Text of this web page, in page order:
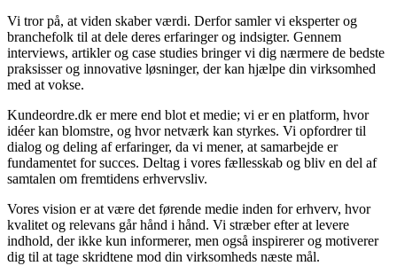
Vi tror på, at viden skaber værdi. Derfor samler vi eksperter og
branchefolk til at dele deres erfaringer og indsigter. Gennem
interviews, artikler og case studies bringer vi dig nærmere de bedste
praksisser og innovative løsninger, der kan hjælpe din virksomhed
med at vokse.
Kundeordre.dk er mere end blot et medie; vi er en platform, hvor
idéer kan blomstre, og hvor netværk kan styrkes. Vi opfordrer til
dialog og deling af erfaringer, da vi mener, at samarbejde er
fundamentet for succes. Deltag i vores fællesskab og bliv en del af
samtalen om fremtidens erhvervsliv.
Vores vision er at være det førende medie inden for erhverv, hvor
kvalitet og relevans går hånd i hånd. Vi stræber efter at levere
indhold, der ikke kun informerer, men også inspirerer og motiverer
dig til at tage skridtene mod din virksomheds næste mål.